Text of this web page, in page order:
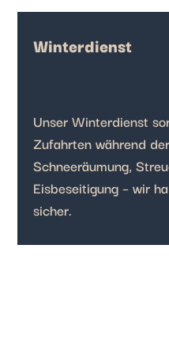
Winterdienst
Unser Winterdienst
Zufahrten während
Schneeräumung,
Eisbeseitigung – wir
sicher.